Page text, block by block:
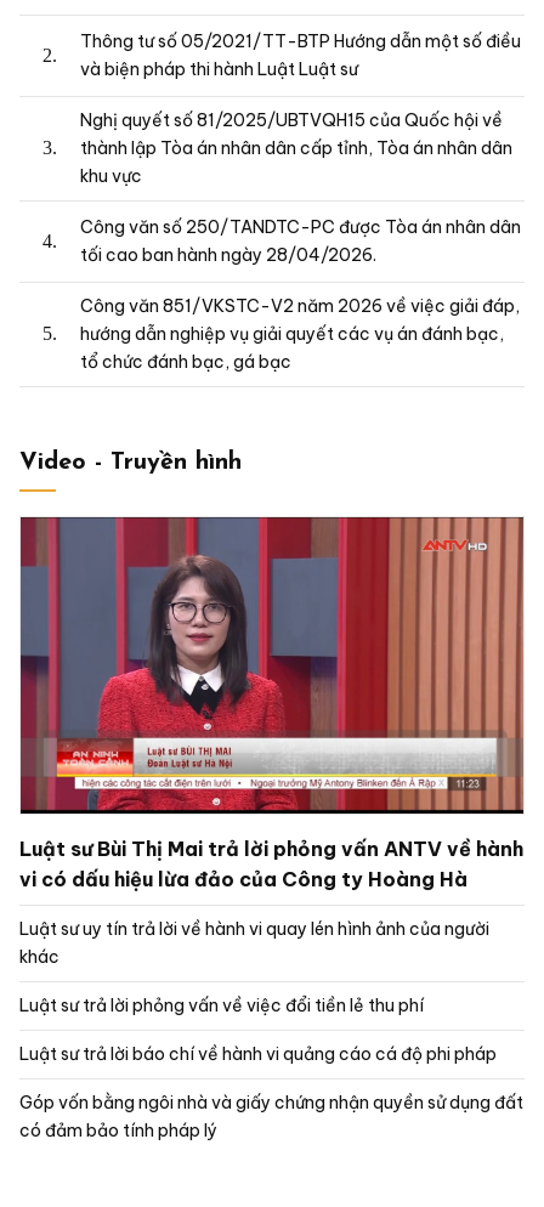
Thông tư số 05/2021/TT-BTP Hướng dẫn một số điều
và biện pháp thi hành Luật Luật sư
Nghị quyết số 81/2025/UBTVQH15 của Quốc hội về
thành lập Tòa án nhân dân cấp tỉnh, Tòa án nhân dân
khu vực
Công văn số 250/TANDTC-PC được Tòa án nhân dân
tối cao ban hành ngày 28/04/2026.
Công văn 851/VKSTC-V2 năm 2026 về việc giải đáp,
hướng dẫn nghiệp vụ giải quyết các vụ án đánh bạc,
tổ chức đánh bạc, gá bạc
Video - Truyền hình
Luật sư Bùi Thị Mai trả lời phỏng vấn ANTV về hành
vi có dấu hiệu lừa đảo của Công ty Hoàng Hà
Luật sư uy tín trả lời về hành vi quay lén hình ảnh của người
khác
Luật sư trả lời phỏng vấn về việc đổi tiền lẻ thu phí
Luật sư trả lời báo chí về hành vi quảng cáo cá độ phi pháp
Góp vốn bằng ngôi nhà và giấy chứng nhận quyền sử dụng đất
có đảm bảo tính pháp lý